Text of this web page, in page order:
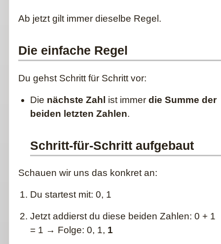
Ab jetzt gilt immer dieselbe Regel.
Die einfache Regel
Du gehst Schritt für Schritt vor:
Die nächste Zahl ist immer die Summe der
beiden letzten Zahlen.
Schritt-für-Schritt aufgebaut
Schauen wir uns das konkret an:
Du startest mit: 0, 1
Jetzt addierst du diese beiden Zahlen: 0 + 1
= 1 → Folge: 0, 1, 1